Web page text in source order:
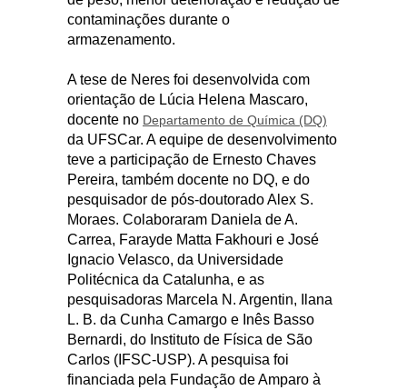
contaminações durante o
armazenamento.
A tese de Neres foi desenvolvida com
orientação de Lúcia Helena Mascaro,
docente no Departamento de Química (DQ)
da UFSCar. A equipe de desenvolvimento
teve a participação de Ernesto Chaves
Pereira, também docente no DQ, e do
pesquisador de pós-doutorado Alex S.
Moraes. Colaboraram Daniela de A.
Carrea, Farayde Matta Fakhouri e José
Ignacio Velasco, da Universidade
Politécnica da Catalunha, e as
pesquisadoras Marcela N. Argentin, Ilana
L. B. da Cunha Camargo e Inês Basso
Bernardi, do Instituto de Física de São
Carlos (IFSC-USP). A pesquisa foi
financiada pela Fundação de Amparo à